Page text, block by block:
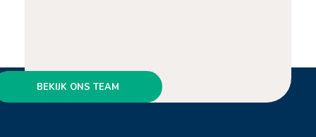
BEKIJK ONS TEAM